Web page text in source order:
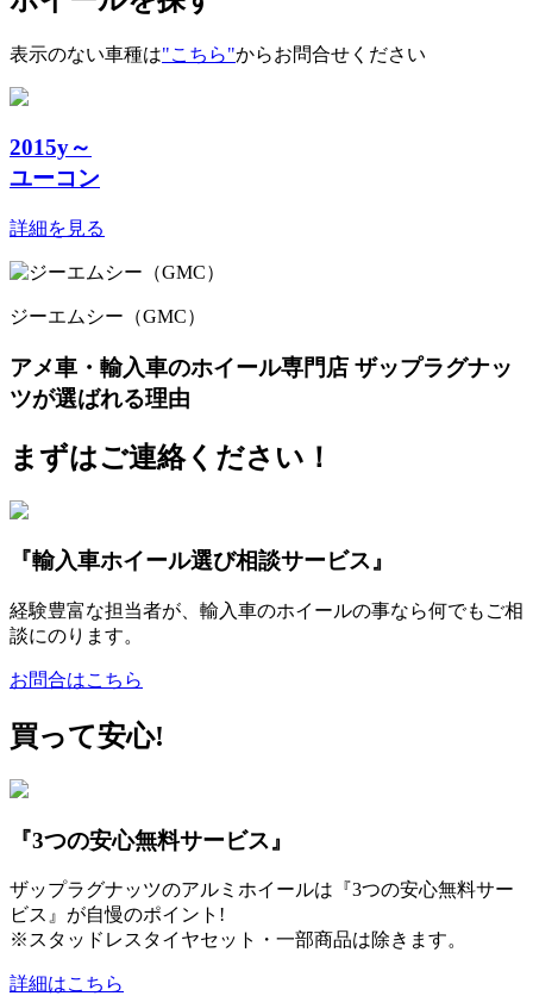
表示のない車種は"こちら"からお問合せください
2015y～
ユーコン
詳細を見る
ジーエムシー（GMC）
アメ車・輸入車のホイール専門店 ザップラグナッ
ツが選ばれる理由
まずはご連絡ください！
『輸入車ホイール選び相談サービス』
経験豊富な担当者が、輸入車のホイールの事なら何でもご相
談にのります。
お問合はこちら
買って安心!
『3つの安心無料サービス』
ザップラグナッツのアルミホイールは『3つの安心無料サー
ビス』が自慢のポイント!
※スタッドレスタイヤセット・一部商品は除きます。
詳細はこちら